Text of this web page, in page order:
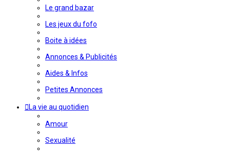
Le grand bazar
Les jeux du fofo
Boite à idées
Annonces & Publicités
Aides & Infos
Petites Annonces
La vie au quotidien
Amour
Sexualité